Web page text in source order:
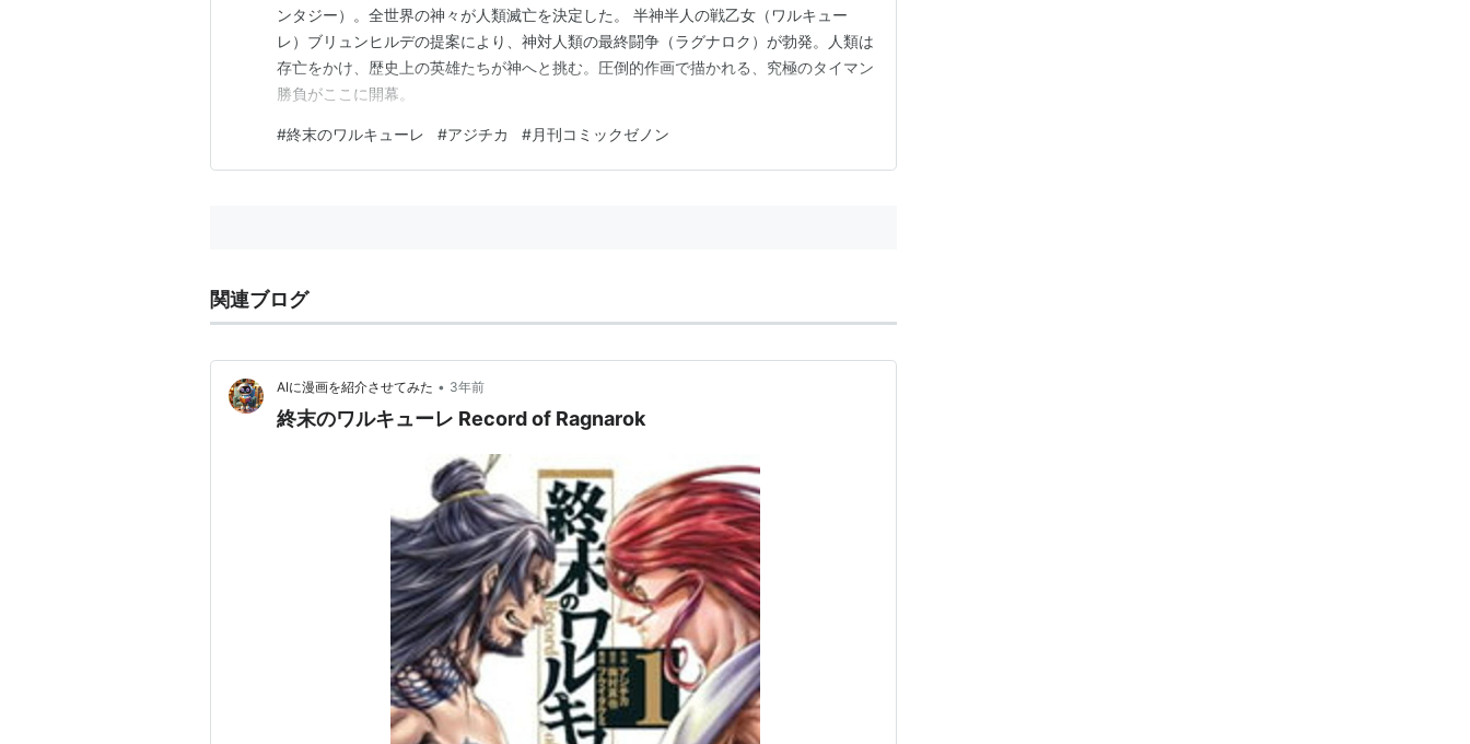
ンタジー）。全世界の神々が人類滅亡を決定した。 半神半人の戦乙女（ワルキュー
レ）ブリュンヒルデの提案により、神対人類の最終闘争（ラグナロク）が勃発。人類は
存亡をかけ、歴史上の英雄たちが神へと挑む。圧倒的作画で描かれる、究極のタイマン
勝負がここに開幕。
#終末のワルキューレ #アジチカ #月刊コミックゼノン
関連ブログ
AIに漫画を紹介させてみた • 3年前
終末のワルキューレ Record of Ragnarok